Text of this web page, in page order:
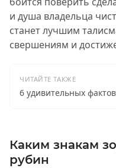
и душа владельца
станет лучшим
свершениям и
ЧИТАЙТЕ ТАКЖЕ
6 удивительных
Каким знакам
рубин